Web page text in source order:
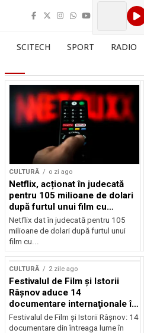
SCITECH SPORT RADIO
CULTURĂ o zi ago
Netflix, acționat în judecată
pentru 105 milioane de dolari
după furtul unui film cu
Nicolas Cage
Netflix dat în judecată pentru 105
milioane de dolari după furtul unui
film cu...
CULTURĂ 2 zile ago
Festivalul de Film şi Istorii
Râşnov aduce 14
documentare internaţionale în
premieră
Festivalul de Film şi Istorii Râşnov: 14
documentare din întreaga lume în